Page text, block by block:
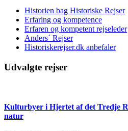
Historien bag Historiske Rejser
Erfaring og kompetence
Erfaren og kompetent rejseleder
Anders´ Rejser
Historiskerejser.dk anbefaler
Udvalgte rejser
Kulturbyer i Hjertet af det Tredje
natur